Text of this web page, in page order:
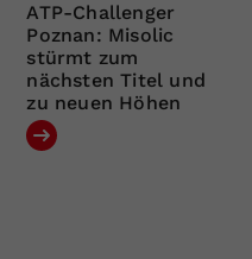
ATP-Challenger
Poznan: Misolic
stürmt zum
nächsten Titel und
zu neuen Höhen